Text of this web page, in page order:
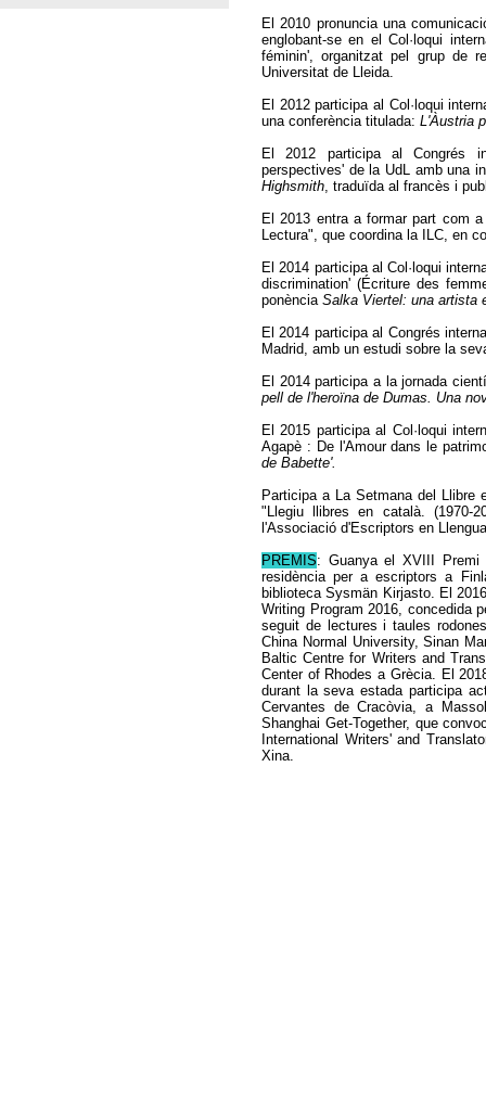
El 2010 pronuncia una
englobant-se en el Col·loqui
féminin', organitzat pel grup de
Universitat de Lleida.
El 2012 participa al Col·loqui
una conferència titulada: L'Àustria
El 2012 participa al Congrés
perspectives' de la UdL amb una
Highsmith, traduïda al francès i
El 2013 entra a formar part com
Lectura", que coordina la ILC, en
El 2014 participa al Col·loqui
discrimination' (Écriture des
ponència Salka Viertel: una artista
El 2014 participa al Congrés
Madrid, amb un estudi sobre la
El 2014 participa a la jornada
pell de l'heroïna de Dumas. Una
El 2015 participa al Col·loqui
Agapè : De l'Amour dans le
de Babette'.
Participa a La Setmana del Llibre
"Llegiu llibres en català. (1970-
l'Associació d'Escriptors en
PREMIS: Guanya el XVIII Premi
residència per a escriptors a
biblioteca Sysmän Kirjasto. El
Writing Program 2016, concedida
seguit de lectures i taules
China Normal University, Sinan
Baltic Centre for Writers and
Center of Rhodes a Grècia. El
durant la seva estada participa
Cervantes de Cracòvia, a
Shanghai Get-Together, que
International Writers' and
Xina.